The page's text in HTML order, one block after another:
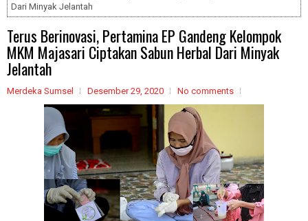
Dari Minyak Jelantah
Terus Berinovasi, Pertamina EP Gandeng Kelompok
MKM Majasari Ciptakan Sabun Herbal Dari Minyak
Jelantah
Merdeka Sumsel Desember 29, 2020 No comments